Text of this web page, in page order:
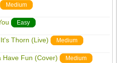
Medium
Easy
Thorn (Live) Medium
Have Fun (Cover) Medium